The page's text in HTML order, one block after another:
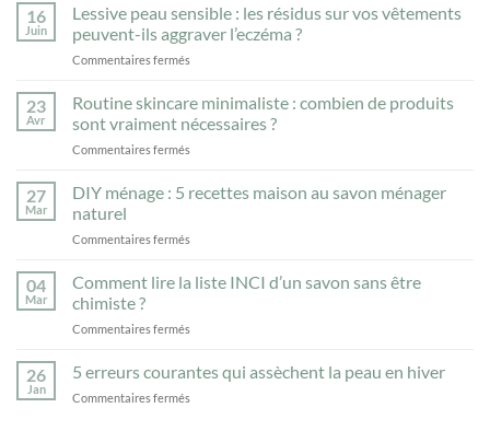
16
Juin
Lessive peau sensible : les résidus sur vos vêtements
peuvent-ils aggraver l’eczéma ?
Commentaires fermés
sensible
:
les
sur
peuvent-
aggraver
23
Avr
Routine skincare minimaliste : combien de produits
sont vraiment nécessaires ?
Commentaires fermés
skincare
minimaliste
combien
produits
nécessaires
27
Mar
DIY ménage : 5 recettes maison au savon ménager
naturel
Commentaires fermés
ménage
:
recettes
au
ménager
04
Mar
Comment lire la liste INCI d’un savon sans être
chimiste ?
Commentaires fermés
lire
la
liste
26
Jan
5 erreurs courantes qui assèchent la peau en hiver
Commentaires fermés